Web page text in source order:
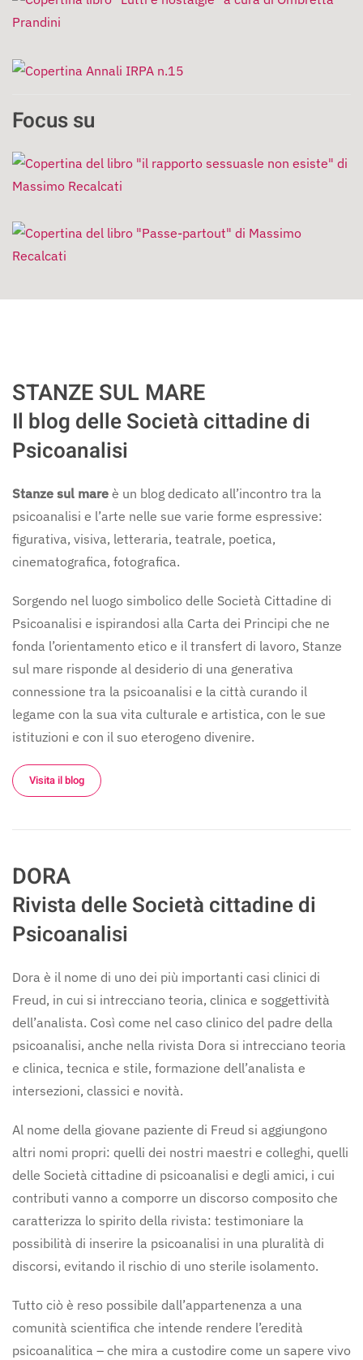
Focus su
STANZE SUL MARE
Il blog delle Società cittadine di
Psicoanalisi
Stanze sul mare è un blog dedicato all’incontro tra la
psicoanalisi e l’arte nelle sue varie forme espressive:
figurativa, visiva, letteraria, teatrale, poetica,
cinematografica, fotografica.
Sorgendo nel luogo simbolico delle Società Cittadine di
Psicoanalisi e ispirandosi alla Carta dei Principi che ne
fonda l’orientamento etico e il transfert di lavoro, Stanze
sul mare risponde al desiderio di una generativa
connessione tra la psicoanalisi e la città curando il
legame con la sua vita culturale e artistica, con le sue
istituzioni e con il suo eterogeno divenire.
Visita il blog
DORA
Rivista delle Società cittadine di
Psicoanalisi
Dora è il nome di uno dei più importanti casi clinici di
Freud, in cui si intrecciano teoria, clinica e soggettività
dell’analista. Così come nel caso clinico del padre della
psicoanalisi, anche nella rivista Dora si intrecciano teoria
e clinica, tecnica e stile, formazione dell’analista e
intersezioni, classici e novità.
Al nome della giovane paziente di Freud si aggiungono
altri nomi propri: quelli dei nostri maestri e colleghi, quelli
delle Società cittadine di psicoanalisi e degli amici, i cui
contributi vanno a comporre un discorso composito che
caratterizza lo spirito della rivista: testimoniare la
possibilità di inserire la psicoanalisi in una pluralità di
discorsi, evitando il rischio di uno sterile isolamento.
Tutto ciò è reso possibile dall’appartenenza a una
comunità scientifica che intende rendere l’eredità
psicoanalitica – che mira a custodire come un sapere vivo